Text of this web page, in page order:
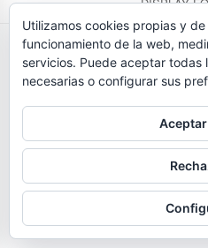
FLORISTERIAS
Utilizamos cookies propias y
funcionamiento de la web,
servicios. Puede aceptar todas
necesarias o configurar sus